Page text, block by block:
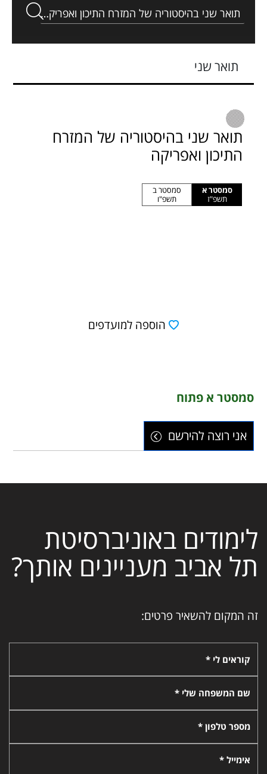
תואר שני
תואר שני בהיסטוריה של המזרח
התיכון ואפריקה
סמסטר א
תשפ"ז
סמסטר ב
תשפ"ו
הוספה למועדפים
סמסטר א פתוח
אני רוצה להירשם
לימודים באוניברסיטת
תל אביב מעניינים אותך?
זה המקום להשאיר פרטים:
קוראים לי *
שם המשפחה שלי *
מספר טלפון *
אימייל *